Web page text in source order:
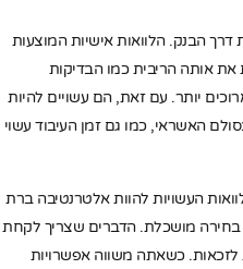
הבנק. הלוואות אישיות המוצעות
את אותה הריבית כמו הבדיקות
יותר. עם זאת, הם עשויים להיות
האשראי, כמו גם זמן העיבוד עשוי
העשויות להוות אלטרנטיבה ברת
בחירה מושכלת. הדברים שצריך לקחת
כשאתה משווה אפשרויות